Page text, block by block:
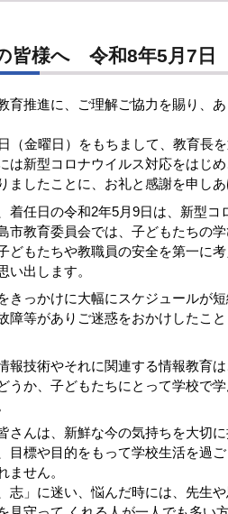
皆様へ 令和8年5月7日
推進に、ご理解ご協力を賜り、あ
（金曜日）をもちまして、教育長を
新型コロナウイルス対応をはじ
ましたことに、お礼と感謝を申しあ
任日の令和2年5月9日は、新型コ
市教育委員会では、子どもたちの
どもたちや教職員の安全を第一に
い出します。
きっかけに大幅にスケジュールが
障等がありご迷惑をおかけしたこ
報技術やそれに関連する情報教育
うか、子どもたちにとって学校で
さんは、新鮮な今の気持ちを大切
目標や目的をもって学校生活を過
ません。
」に迷い、悩んだ時には、先生